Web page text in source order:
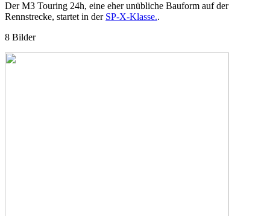
Der M3 Touring 24h, eine eher unübliche Bauform auf der
Rennstrecke, startet in der SP-X-Klasse..
8 Bilder